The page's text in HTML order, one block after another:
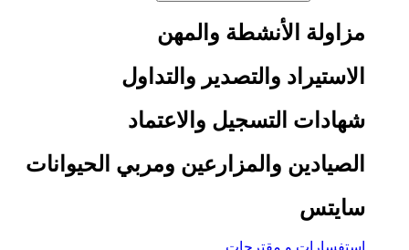
مزاولة الأنشطة والمهن
الاستيراد والتصدير والتداول
شهادات التسجيل والاعتماد
الصيادين والمزارعين ومربي الحيوانات
سايتس